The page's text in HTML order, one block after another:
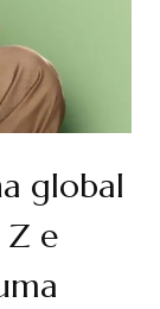
global
Z e